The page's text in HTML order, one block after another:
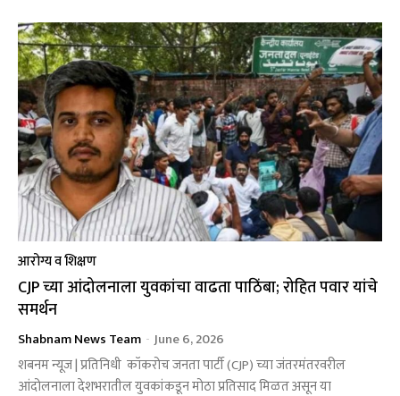
आरोग्य व शिक्षण
CJP च्या आंदोलनाला युवकांचा वाढता पाठिंबा; रोहित पवार यांचे
समर्थन
Shabnam News Team - June 6, 2026
शबनम न्यूज | प्रतिनिधी कॉकरोच जनता पार्टी (CJP) च्या जंतरमंतरवरील
आंदोलनाला देशभरातील युवकांकडून मोठा प्रतिसाद मिळत असून या